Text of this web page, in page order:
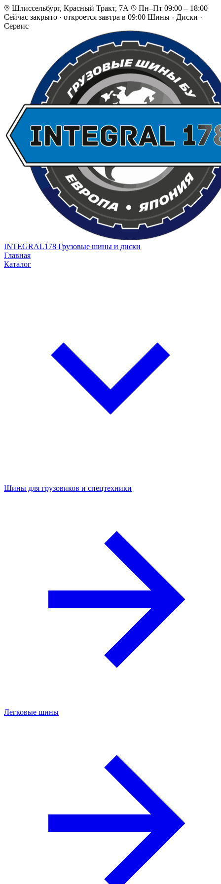
Шлиссельбург, Красный Тракт, 7А
Пн–Пт 09:00 – 18:00
Сейчас закрыто · откроется завтра в 09:00 Шины · Диски ·
Сервис
INTEGRAL178 Грузовые шины и диски
Главная
Каталог
Шины для грузовиков и спецтехники
Легковые шины